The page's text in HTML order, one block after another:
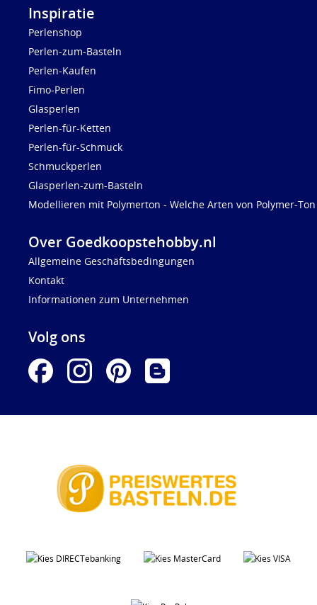
Inspiratie
Perlenshop
Perlen-zum-Basteln
Perlen-Kaufen
Fimo-Perlen
Glasperlen
Perlen-für-Ketten
Perlen-für-Schmuck
Schmuckperlen
Glasperlen-zum-Basteln
Modellieren mit Polymerton - Welche Arten von Polymer-
Over Goedkoopstehobby.nl
Allgemeine Geschäftsbedingungen
Kontakt
Informationen zum Unternehmen
Volg ons